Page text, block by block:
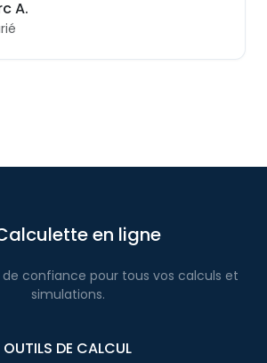
A.
en ligne
confiance pour tous vos calculs et
simulations.
OUTILS DE CALCUL